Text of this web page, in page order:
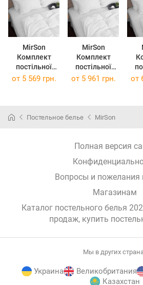
MirSon
Комплект
постільної
білизни Satin
210 см
MirSon
Комплект
постільної
білизни Satin
220 см
от 5 569 грн. от 5 961 грн. от
Постельное белье MirSon
Полная версия
Вопросы и пожелания
Магазинам
Каталог постельного белья
продаж, купить
Мы в других
Украина Великобритания
Казахстан